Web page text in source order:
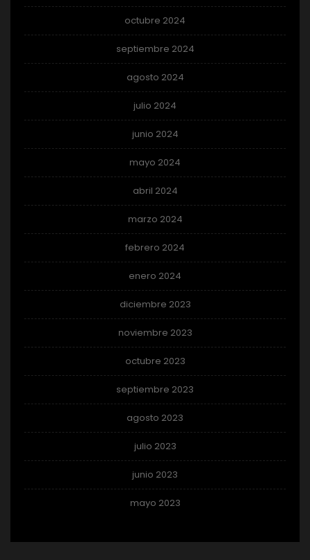
octubre 2024
septiembre 2024
agosto 2024
julio 2024
junio 2024
mayo 2024
abril 2024
marzo 2024
febrero 2024
enero 2024
diciembre 2023
noviembre 2023
octubre 2023
septiembre 2023
agosto 2023
julio 2023
junio 2023
mayo 2023